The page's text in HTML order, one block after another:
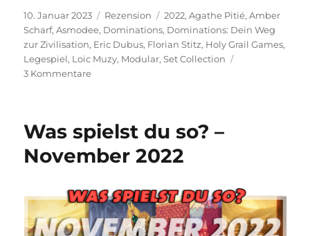
Veröffentlicht
am
10. Januar 2023 Kategorien
Rezension Schlagwörter
2022,Agathe Pitié,Amber
Scharf,Asmodee, Dominations, Dominations: Dein Weg
zur Zivilisation, Eric Dubus, Florian Stitz, Holy Grail Games,
Legespiel, Loic Muzy, Modular,Set Collection
3 Kommentarezu
der
der
bis
zum
Ende
der
Was spielst du so? –
November 2022